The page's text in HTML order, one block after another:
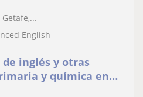
English
inglés y otras
y química en